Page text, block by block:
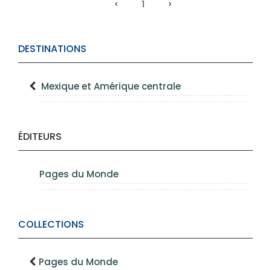
DESTINATIONS
Mexique et Amérique centrale
ÉDITEURS
Pages du Monde
COLLECTIONS
Pages du Monde
1